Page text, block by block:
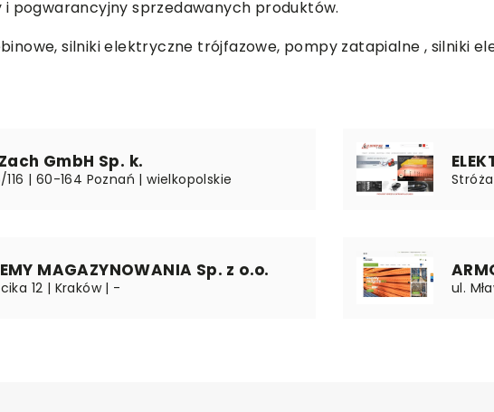
pogwarancyjny sprzedawanych produktów.
silniki elektryczne trójfazowe, pompy zatapialne , silniki
GmbH Sp. k.
| 60-164 Poznań | wielkopolskie
MAGAZYNOWANIA Sp. z o.o.
12 | Kraków | - ul.